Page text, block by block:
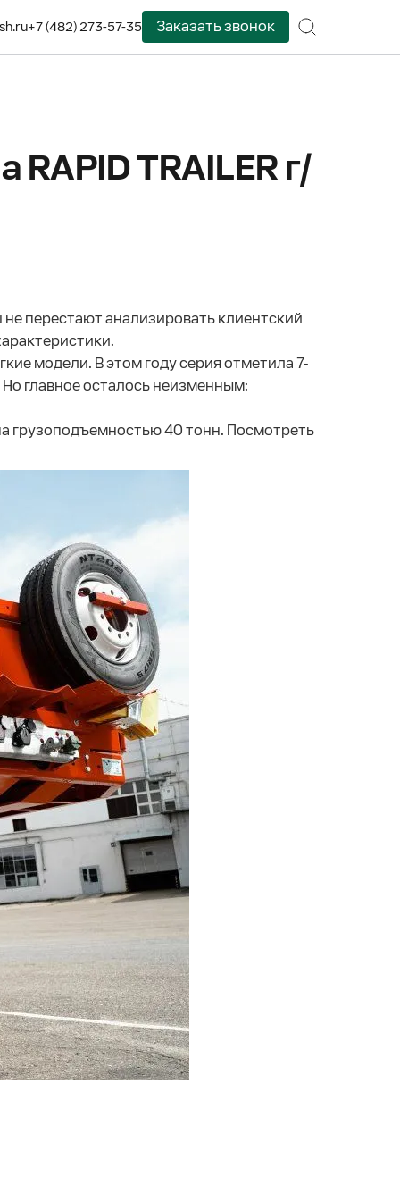
+7 (482) 273-57-35 Заказать звонок
TRAILER г/
перестают анализировать клиентский
модели. В этом году серия отметила 7-
главное осталось неизменным:
грузоподъемностью 40 тонн. Посмотреть